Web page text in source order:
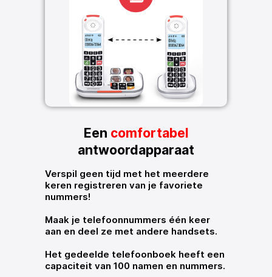
Een comfortabel
antwoordapparaat
Verspil geen tijd met het meerdere
keren registreren van je favoriete
nummers!
Maak je telefoonnummers één keer
aan en deel ze met andere handsets.
Het gedeelde telefoonboek heeft een
capaciteit van 100 namen en nummers.